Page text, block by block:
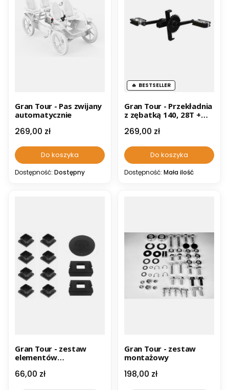
Gran Tour - Pas zwijany
automatycznie
Cena
269,00 zł
Do koszyka
Dostępność: Dostępny
BESTSELLER
Gran Tour - Przekładnia
z zębatką 140, 28T +
Cena
269,00 zł
Do koszyka
Dostępność: Mała ilość
Gran Tour - zestaw
elementów
Cena
66,00 zł
Gran Tour - zestaw
montażowy
Cena
198,00 zł